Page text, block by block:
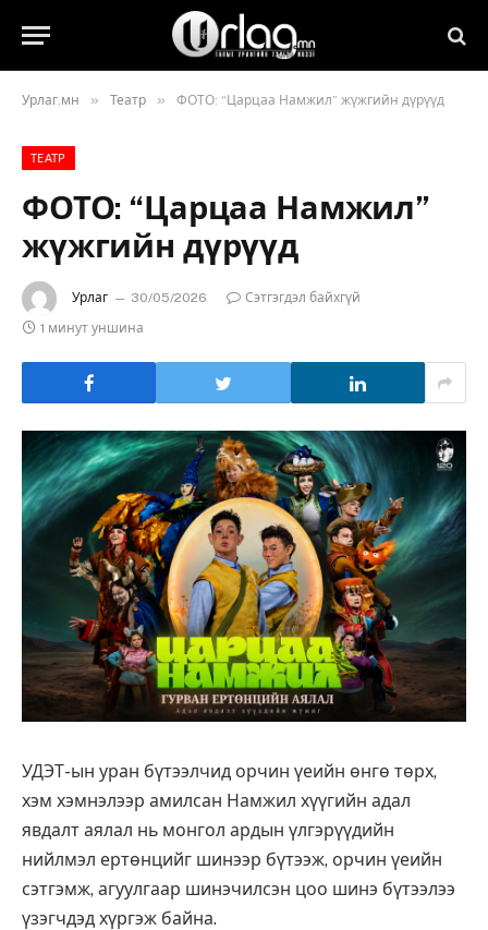
Урлаг.мн » Театр » ФОТО: “Царцаа Намжил” жүжгийн дүрүүд
ТЕАТР
ФОТО: “Царцаа Намжил”
жүжгийн дүрүүд
Урлаг 30/05/2026
Сэтгэгдэл байхгүй
1 минут уншина
УДЭТ-ын уран бүтээлчид орчин үеийн өнгө төрх,
хэм хэмнэлээр амилсан Намжил хүүгийн адал
явдалт аялал нь монгол ардын үлгэрүүдийн
нийлмэл ертөнцийг шинээр бүтээж, орчин үеийн
сэтгэмж, агуулгаар шинэчилсэн цоо шинэ бүтээлээ
үзэгчдэд хүргэж байна.